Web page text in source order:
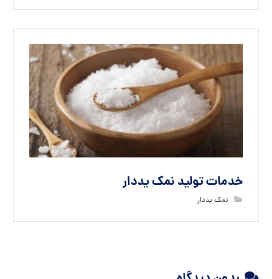
خدمات تولید نمک یددار
نمک یددار